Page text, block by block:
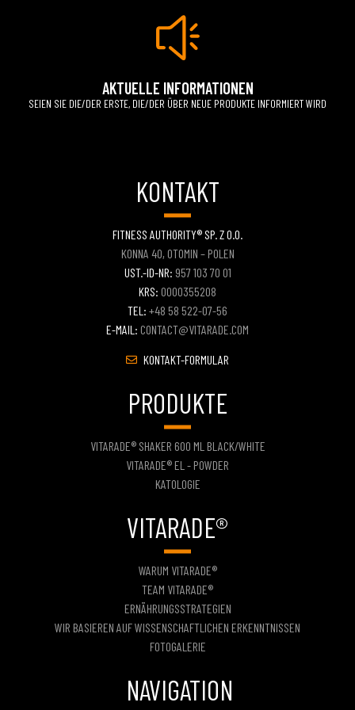
AKTUELLE INFORMATIONEN
SEIEN SIE DIE/DER ERSTE, DIE/DER ÜBER NEUE PRODUKTE INFORMIERT WIRD
KONTAKT
FITNESS AUTHORITY® SP. Z O.O.
KONNA 40, OTOMIN – POLEN
UST.-ID-NR: 957 103 70 01
KRS: 0000355208
TEL: +48 58 522-07-56
E-MAIL: CONTACT@VITARADE.COM
KONTAKT-FORMULAR
PRODUKTE
VITARADE® SHAKER 600 ML BLACK/WHITE
VITARADE® EL - POWDER
KATOLOGIE
VITARADE®
WARUM VITARADE®
TEAM VITARADE®
ERNÄHRUNGSSTRATEGIEN
WIR BASIEREN AUF WISSENSCHAFTLICHEN ERKENNTNISSEN
FOTOGALERIE
NAVIGATION